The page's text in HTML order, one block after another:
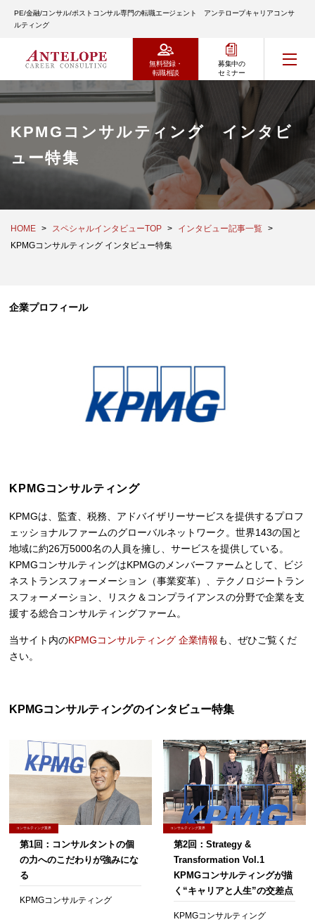
PE/金融/コンサル/ポストコンサル専門の転職エージェント アンテロープキャリアコンサ
ルティング
無料登録・
転職相談
募集中の
セミナー
KPMGコンサルティング インタビ
ュー特集
HOME スペシャルインタビューTOP
インタビュー記事一覧
KPMGコンサルティング インタビュー特集
企業プロフィール
KPMGコンサルティング
KPMGは、監査、税務、アドバイザリーサービスを提供するプロフ
ェッショナルファームのグローバルネットワーク。世界143の国と
地域に約26万5000名の人員を擁し、サービスを提供している。
KPMGコンサルティングはKPMGのメンバーファームとして、ビジ
ネストランスフォーメーション（事業変革）、テクノロジートラン
スフォーメーション、リスク＆コンプライアンスの分野で企業を支
援する総合コンサルティングファーム。
当サイト内のKPMGコンサルティング 企業情報も、ぜひご覧くだ
さい。
KPMGコンサルティングのインタビュー特集
コンサルティング業界
第1回：コンサルタントの個
の力へのこだわりが強みにな
る
KPMGコンサルティング
コンサルティング業界
第2回：Strategy &
Transformation Vol.1
KPMGコンサルティングが描
く“キャリアと人生”の交差点
KPMGコンサルティング